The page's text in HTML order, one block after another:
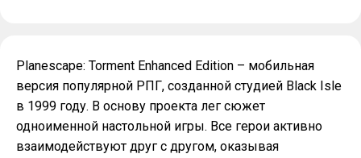
Planescape: Torment Enhanced Edition – мобильная
версия популярной РПГ, созданной студией Black Isle
в 1999 году. В основу проекта лег сюжет
одноименной настольной игры. Все герои активно
взаимодействуют друг с другом, оказывая